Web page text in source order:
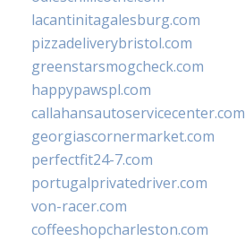
lacantinitagalesburg.com
pizzadeliverybristol.com
greenstarsmogcheck.com
happypawspl.com
callahansautoservicecenter.com
georgiascornermarket.com
perfectfit24-7.com
portugalprivatedriver.com
von-racer.com
coffeeshopcharleston.com